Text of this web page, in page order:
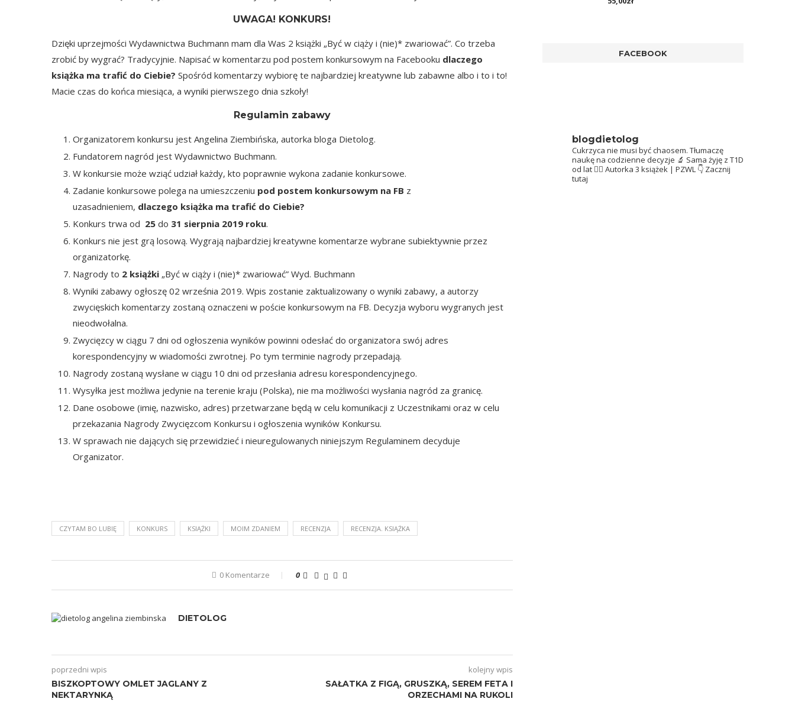
UWAGA! KONKURS!
Dzięki uprzejmości Wydawnictwa Buchmann mam dla Was 2 książki „Być w ciąży i (nie)* zwariować”. Co trzeba
zrobić by wygrać? Tradycyjnie. Napisać w komentarzu pod postem konkursowym na Facebooku dlaczego
książka ma trafić do Ciebie? Spośród komentarzy wybiorę te najbardziej kreatywne lub zabawne albo i to i to!
Macie czas do końca miesiąca, a wyniki pierwszego dnia szkoły!
Regulamin zabawy
Organizatorem konkursu jest Angelina Ziembińska, autorka bloga Dietolog.
Fundatorem nagród jest Wydawnictwo Buchmann.
W konkursie może wziąć udział każdy, kto poprawnie wykona zadanie konkursowe.
Zadanie konkursowe polega na umieszczeniu pod postem konkursowym na FB z
uzasadnieniem, dlaczego książka ma trafić do Ciebie?
Konkurs trwa od 25 do 31 sierpnia 2019 roku.
Konkurs nie jest grą losową. Wygrają najbardziej kreatywne komentarze wybrane subiektywnie przez
organizatorkę.
Nagrody to 2 książki „Być w ciąży i (nie)* zwariować” Wyd. Buchmann
Wyniki zabawy ogłoszę 02 września 2019. Wpis zostanie zaktualizowany o wyniki zabawy, a autorzy
zwycięskich komentarzy zostaną oznaczeni w poście konkursowym na FB. Decyzja wyboru wygranych jest
nieodwołalna.
Zwycięzcy w ciągu 7 dni od ogłoszenia wyników powinni odesłać do organizatora swój adres
korespondencyjny w wiadomości zwrotnej. Po tym terminie nagrody przepadają.
Nagrody zostaną wysłane w ciągu 10 dni od przesłania adresu korespondencyjnego.
Wysyłka jest możliwa jedynie na terenie kraju (Polska), nie ma możliwości wysłania nagród za granicę.
Dane osobowe (imię, nazwisko, adres) przetwarzane będą w celu komunikacji z Uczestnikami oraz w celu
przekazania Nagrody Zwycięzcom Konkursu i ogłoszenia wyników Konkursu.
W sprawach nie dających się przewidzieć i nieuregulowanych niniejszym Regulaminem decyduje
Organizator.
CZYTAM BO LUBIĘ KONKURS KSIĄŻKI MOIM ZDANIEM RECENZJA RECENZJA. KSIĄŻKA
0 Komentarze 0
DIETOLOG
poprzedni wpis
BISZKOPTOWY OMLET JAGLANY Z
NEKTARYNKĄ
kolejny wpis
SAŁATKA Z FIGĄ, GRUSZKĄ, SEREM FETA I
ORZECHAMI NA RUKOLI
5.00na 5
FACEBOOK
blogdietolog
Cukrzyca nie musi być chaosem. Tłumaczę
naukę na codzienne decyzje 🔬 Sama żyję z T1D
od lat 👩‍⚕️ Autorka 3 książek | PZWL 👇 Zacznij
tutaj